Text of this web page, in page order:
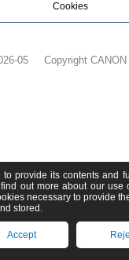
Cookies
05 Copyright
provide its contents and
out more about our use
necessary to provide
stored.
Accept